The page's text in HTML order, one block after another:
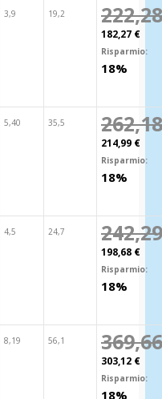
3,9 19,2
182,27 €
Risparmio:
18%
5,40 35,5
214,99 €
Risparmio:
18%
4,5 24,7
198,68 €
Risparmio:
18%
8,19 56,1
303,12 €
Risparmio:
18%